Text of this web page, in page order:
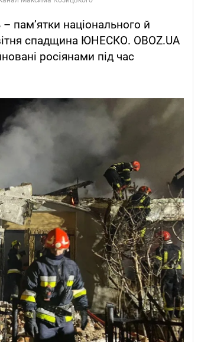
пам’ятки національного й
спадщина ЮНЕСКО. OBOZ.UA
росіянами під час